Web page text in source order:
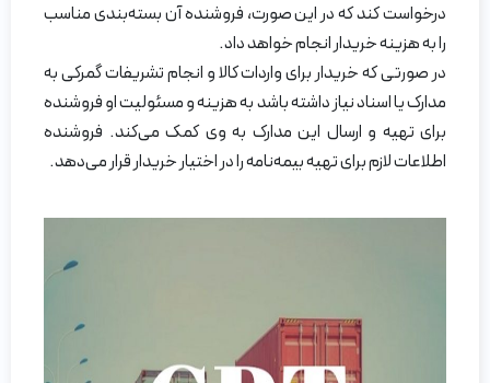
درخواست کند که در این صورت، فروشنده آن بسته‌بندی مناسب
را به هزینه خریدار انجام خواهد داد.
در صورتی که خریدار برای واردات کالا و انجام تشریفات گمرکی به
مدارک یا اسناد نیاز داشته باشد به هزینه و مسئولیت او فروشنده
برای تهیه و ارسال این مدارک به وی کمک می‌کند. فروشنده
اطلاعات لازم برای تهیه بیمه‌نامه را در اختیار خریدار قرار می‌دهد.